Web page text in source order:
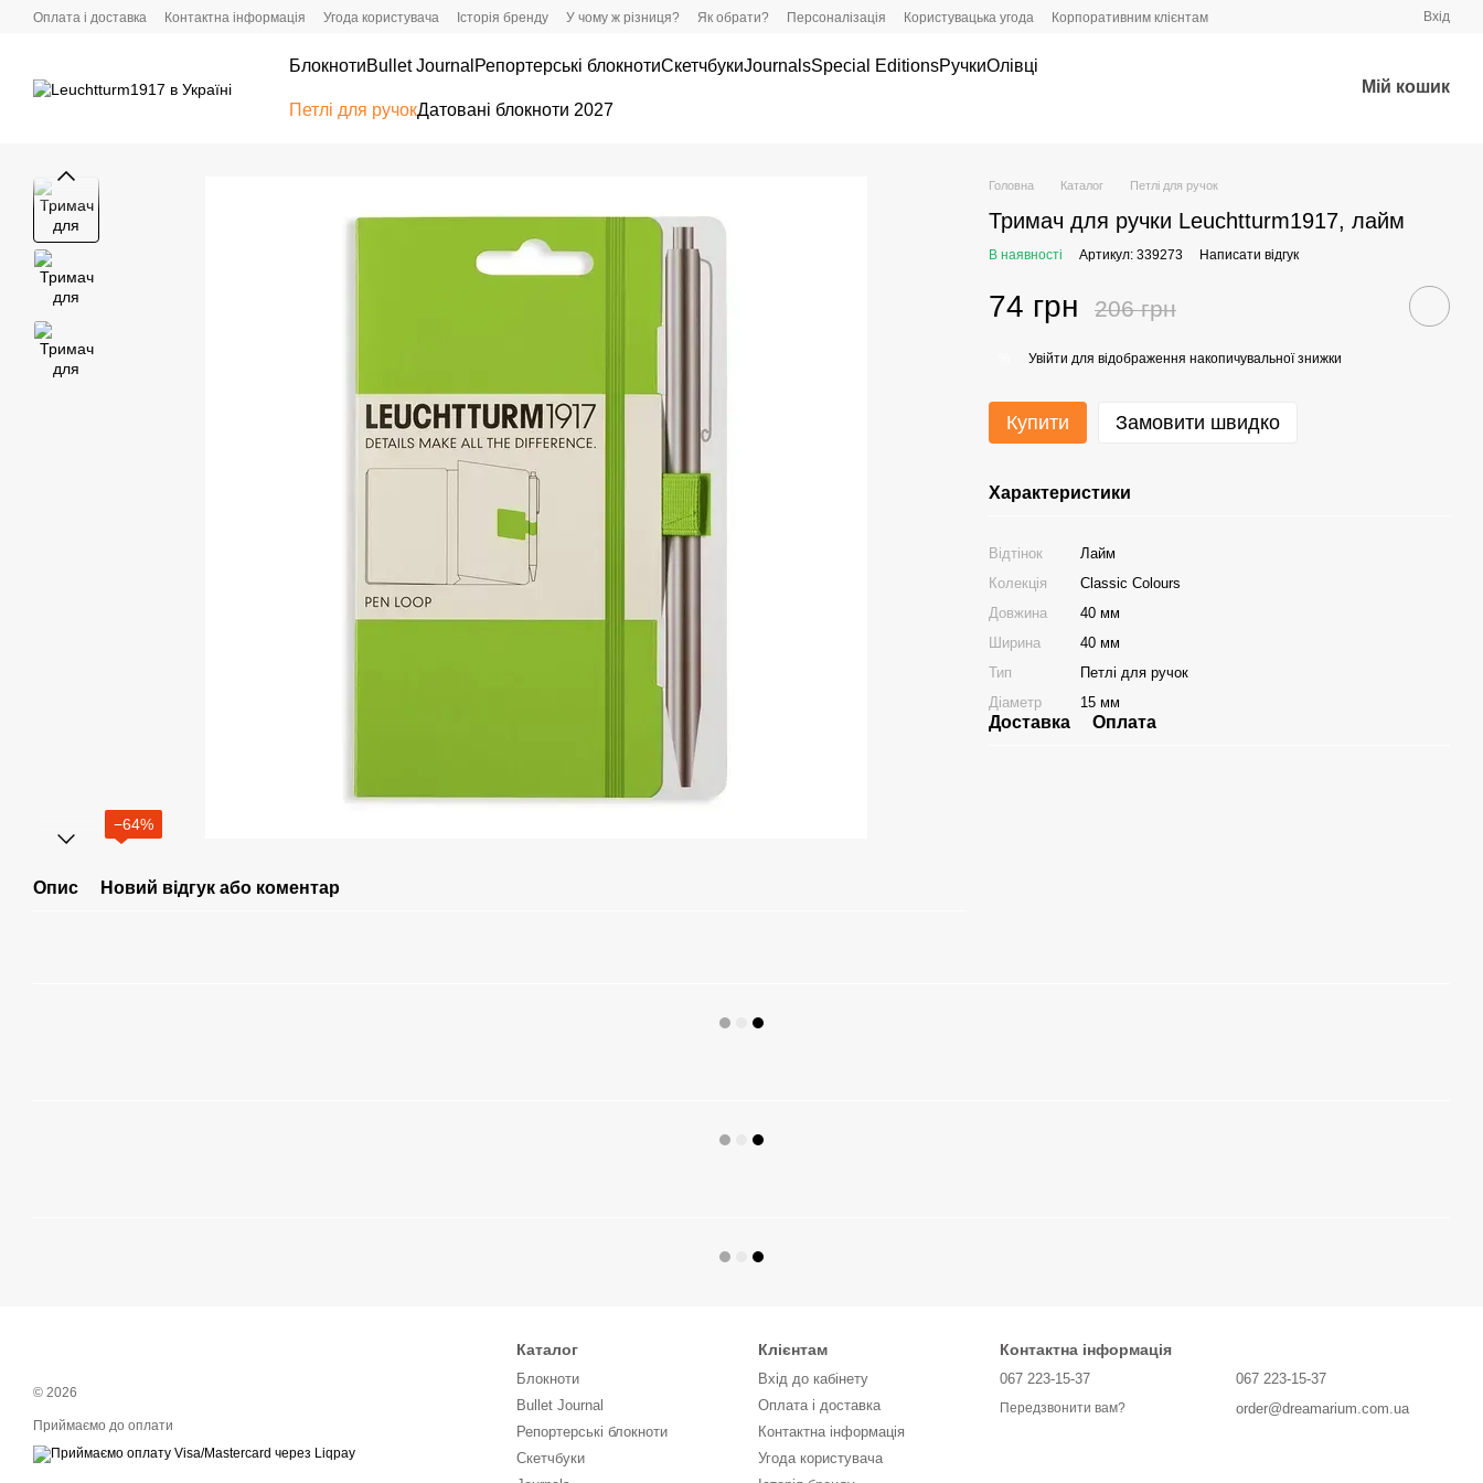
Перейти до основного контенту
Оплата і доставка Контактна інформація Угода користувача Історія бренду У чому ж різниця? Як обрати? Персоналізація Користувацька угода Корпоративним клієнтам Вхід
БлокнотиBullet Journal Репортерські блокнотиСкетчбукиJournalsSpecial EditionsРучкиОлівці
Петлі для ручокДатовані блокноти 2027
Мій кошик
−64%
Опис Новий відгук або коментар
Головна Каталог Петлі для ручок
Тримач для ручки Leuchtturm1917, лайм
В наявності Артикул: 339273 Написати відгук
74 грн 206 грн
Увійти для відображення накопичувальної знижки
Купити Замовити швидко
Характеристики
Відтінок
Лайм
Колекція
Classic Colours
Довжина
40 мм
Ширина
40 мм
Тип
Петлі для ручок
Діаметр
15 мм
Доставка Оплата
© 2026
Приймаємо до оплати
Каталог
Блокноти
Bullet Journal
Репортерські блокноти
Скетчбуки
Клієнтам
Вхід до кабінету
Оплата і доставка
Контактна інформація
Угода користувача
Контактна інформація
067 223-15-37
Передзвонити вам?
067 223-15-37
order@dreamarium.com.ua